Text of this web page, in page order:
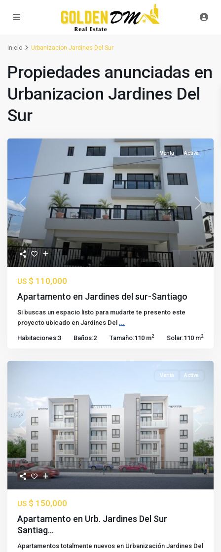
Inicio Urbanizacion Jardines Del Sur
Propiedades anunciadas en
Urbanizacion Jardines Del
Sur
Previous Next
Venta Activa
US $ 110,000
Apartamento en Jardines del sur-Santiago
Si buscas un espacio listo para mudarte te presento este
proyecto ubicado en Jardines Del ...
Habitaciones:3 Baños:2 Tamaño:110 m2 Solar:110 m2
Previous Next
Venta Activa
US $ 150,000
Apartamento en Urb. Jardines Del Sur
Santiag...
Apartamentos totalmente nuevos en Urbanización Jardines Del